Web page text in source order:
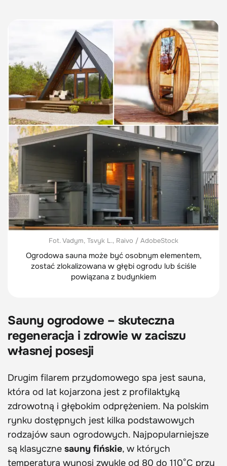
Fot. Vadym, Tsvyk L., Raivo / AdobeStock
Ogrodowa sauna może być osobnym elementem,
zostać zlokalizowana w głębi ogrodu lub ściśle
powiązana z budynkiem
Sauny ogrodowe – skuteczna
regeneracja i zdrowie w zaciszu
własnej posesji
Drugim filarem przydomowego spa jest sauna,
która od lat kojarzona jest z profilaktyką
zdrowotną i głębokim odprężeniem. Na polskim
rynku dostępnych jest kilka podstawowych
rodzajów saun ogrodowych. Najpopularniejsze
są klasyczne sauny fińskie, w których
temperatura wynosi zwykle od 80 do 110°C przy